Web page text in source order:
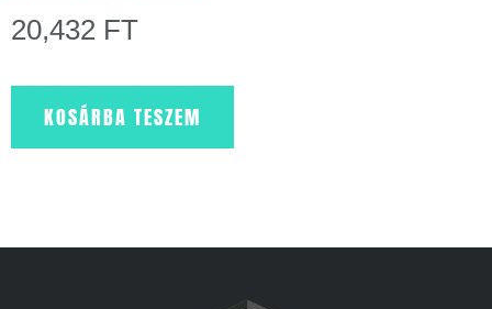
20,432 FT
KOSÁRBA TESZEM